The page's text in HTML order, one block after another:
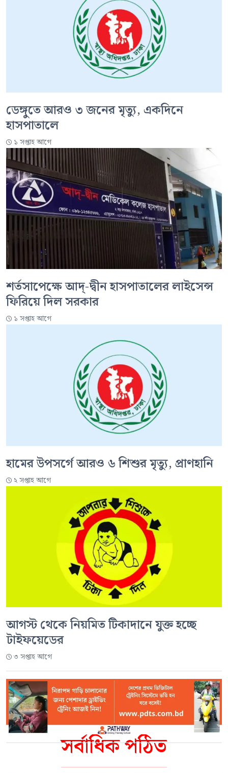
সর্বাধিক পঠিত
ডেঙ্গুতে আরও ৩ জনের মৃত্যু, একদিনে
হাসপাতালে
১ সপ্তাহ আগে
শর্তসাপেক্ষে আদ্-দ্বীন হাসপাতালের লাইসেন্স
ফিরিয়ে দিল সরকার
১ সপ্তাহ আগে
হামের উপসর্গে আরও ৬ শিশুর মৃত্যু, প্রাণহানি
২ সপ্তাহ আগে
আগস্ট থেকে নিয়মিত টিকাদানে যুক্ত হচ্ছে
টাইফয়েডের
৩ সপ্তাহ আগে